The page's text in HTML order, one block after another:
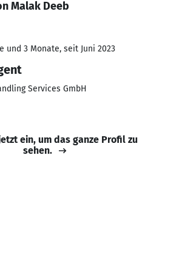
Malak Deeb
und 3 Monate, seit Juni 2023
Services GmbH
ein, um das ganze Profil zu
sehen.